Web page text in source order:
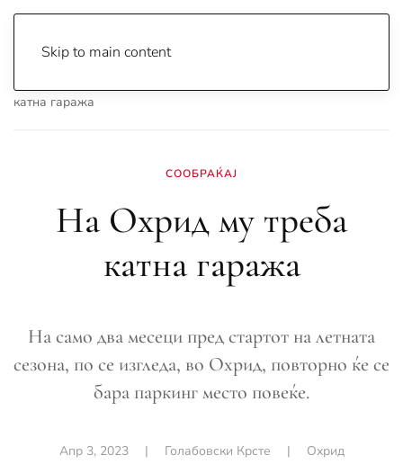
Skip to main content
катна гаража
СООБРАЌАЈ
На Охрид му треба
катна гаража
На само два месеци пред стартот на летната
сезона, по се изгледа, во Охрид, повторно ќе се
бара паркинг место повеќе.
Апр 3, 2023| Голабовски Крсте | Охрид